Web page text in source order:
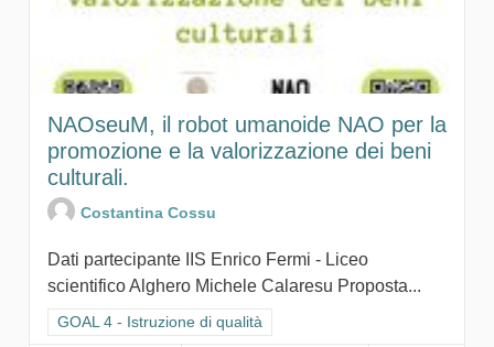
NAOseuM, il robot umanoide NAO per la
promozione e la valorizzazione dei beni
culturali.
Costantina Cossu
Dati partecipante IIS Enrico Fermi - Liceo
scientifico Alghero Michele Calaresu Proposta...
Filtra i risultati per categoria: GOAL 4 - Istruzione di qualità
GOAL 4 - Istruzione di qualità